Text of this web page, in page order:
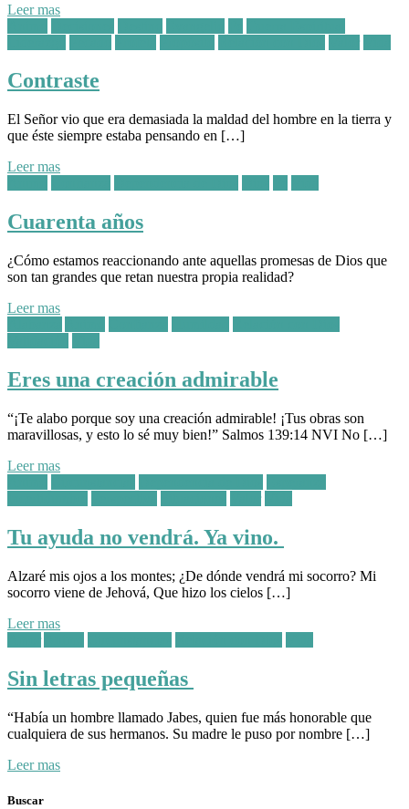
Leer mas
Contraste
El Señor vio que era demasiada la maldad del hombre en la tierra y
que éste siempre estaba pensando en […]
Leer mas
Cuarenta años
¿Cómo estamos reaccionando ante aquellas promesas de Dios que
son tan grandes que retan nuestra propia realidad?
Leer mas
Eres una creación admirable
“¡Te alabo porque soy una creación admirable! ¡Tus obras son
maravillosas, y esto lo sé muy bien!”‭‭ Salmos‬ ‭139:14‬ ‭NVI‬‬ No […]
Leer mas
Tu ayuda no vendrá. Ya vino.
Alzaré mis ojos a los montes; ¿De dónde vendrá mi socorro? Mi
socorro viene de Jehová, Que hizo los cielos […]
Leer mas
Posted
Sin letras pequeñas
“Había un hombre llamado Jabes, quien fue más honorable que
cualquiera de sus hermanos. Su madre le puso por nombre […]
Leer mas
Buscar